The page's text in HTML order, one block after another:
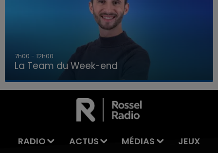
LA TEAM DU WEEK-END
16h00 - 20h00
La Team du Week-end
RADIO ACTUS MÉDIAS JEUX